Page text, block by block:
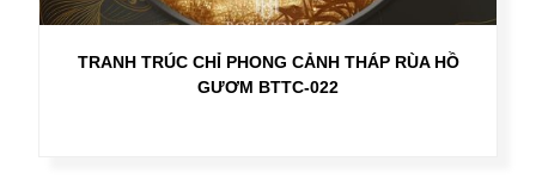
TRANH TRÚC CHỈ PHONG CẢNH THÁP RÙA HỒ
GƯƠM BTTC-022